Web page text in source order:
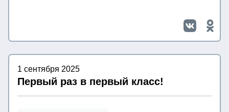
1 сентября 2025
Первый раз в первый класс!